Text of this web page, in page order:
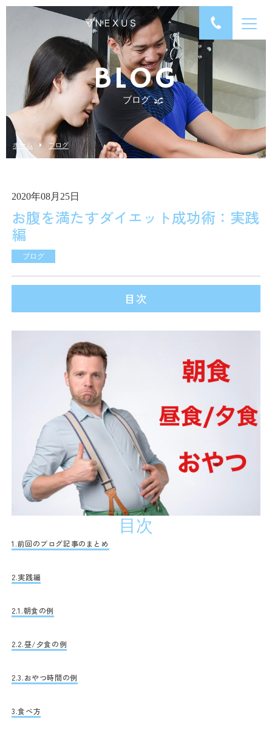
BLOG
ブログ
ホーム ブログ
2020年08月25日
お腹を満たすダイエット成功術：実践
編
ブログ
目次
目次
1.前回のブログ記事のまとめ
2.実践編
2.1.朝食の例
2.2.昼/夕食の例
2.3.おやつ時間の例
3.食べ方